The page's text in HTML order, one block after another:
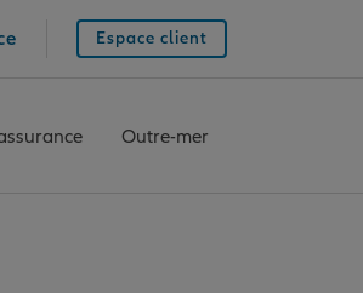
Espace client
Outre-mer